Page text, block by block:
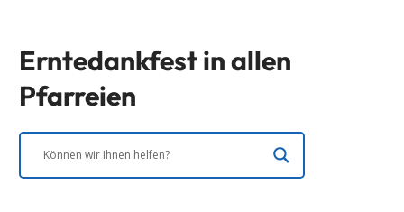
Erntedankfest in allen
Pfarreien